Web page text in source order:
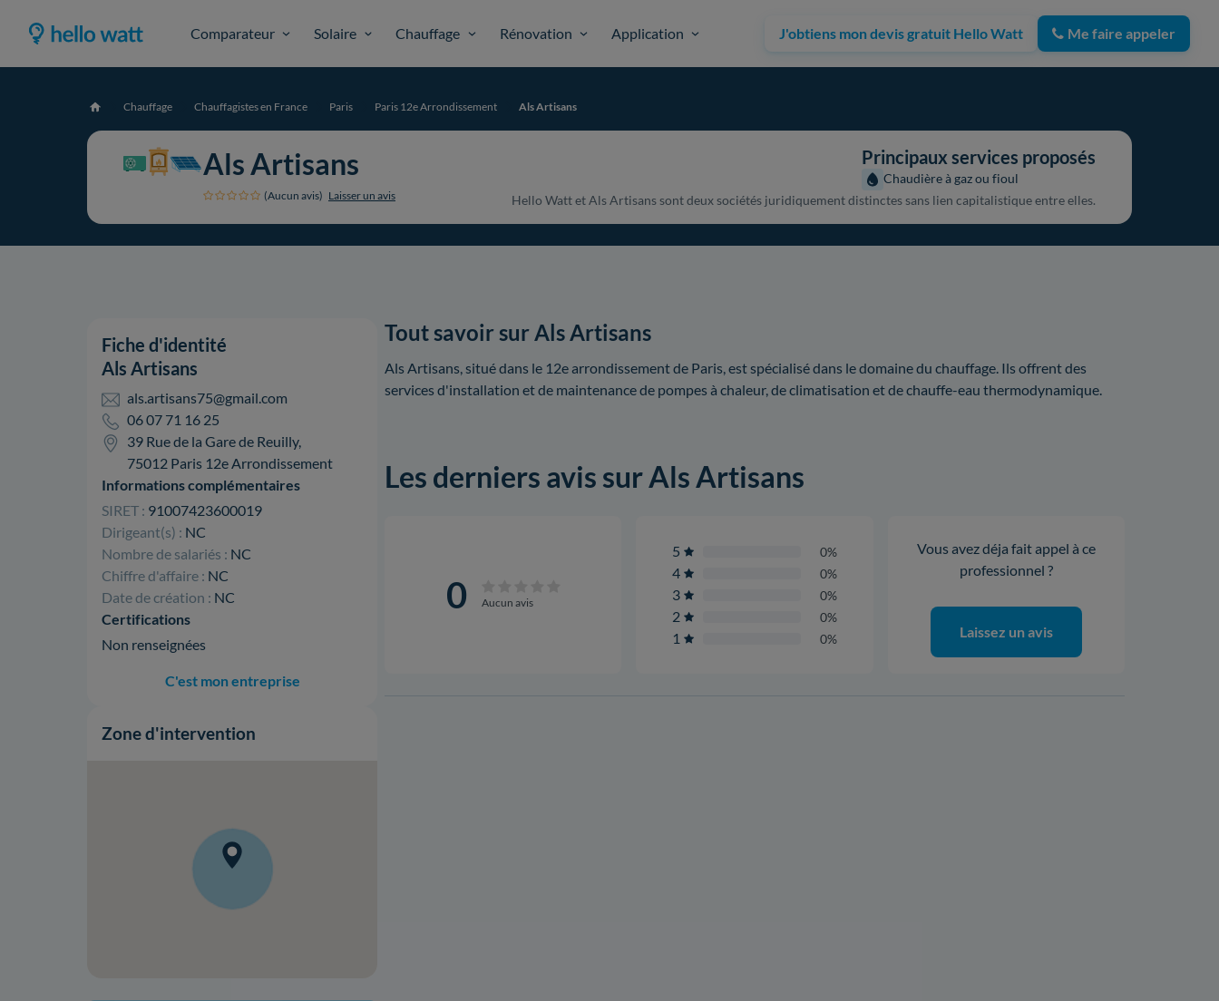
Comparateur Solaire Chauffage Rénovation Application J'obtiens mon devis gratuit Hello Watt Me faire appeler
Accueil Chauffage Chauffagistes en France Paris Paris 12e Arrondissement Als Artisans
Als Artisans
(Aucun avis) Laisser un avis
Principaux services proposés
Chaudière à gaz ou fioul
Hello Watt et Als Artisans sont deux sociétés juridiquement distinctes sans lien capitalistique entre elles.
Fiche d'identité
Als Artisans
als.artisans75@gmail.com
06 07 71 16 25
39 Rue de la Gare de Reuilly,
75012 Paris 12e Arrondissement
Informations complémentaires
SIRET : 91007423600019
Dirigeant(s) : NC
Nombre de salariés : NC
Chiffre d'affaire : NC
Date de création : NC
Certifications
Non renseignées
C'est mon entreprise
Zone d'intervention
Tout savoir sur Als Artisans
Als Artisans, situé dans le 12e arrondissement de Paris, est spécialisé dans le domaine du chauffage. Ils offrent des
services d'installation et de maintenance de pompes à chaleur, de climatisation et de chauffe-eau thermodynamique.
Les derniers avis sur Als Artisans
0 Aucun avis
5 0%
4 0%
3 0%
2 0%
1 0%
Vous avez déja fait appel à ce
professionnel ?
Laissez un avis